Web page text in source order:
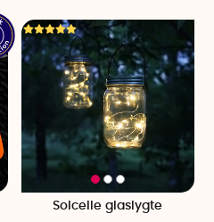
Solcelle glaslygte